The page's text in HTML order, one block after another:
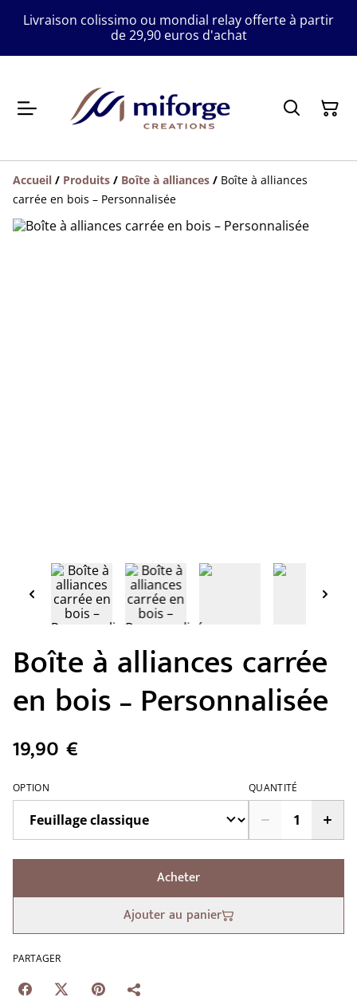
Livraison colissimo ou mondial relay offerte à partir
de 29,90 euros d'achat
Accueil / Produits / Boîte à alliances / Boîte à alliances
carrée en bois – Personnalisée
Boîte à alliances carrée
en bois – Personnalisée
19,90 €
OPTION QUANTITÉ
Acheter
Ajouter au panier
PARTAGER